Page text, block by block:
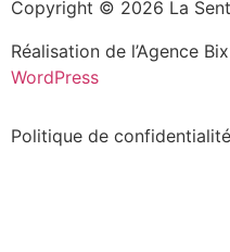
Copyright © 2026 La
Réalisation de l’Agence
WordPress
Politique de confidentialité